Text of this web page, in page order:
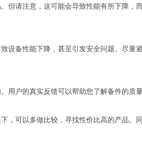
但请注意，这可能会导致性能有所下降，
设备性能下降，甚至引发安全问题。尽量
用户的真实反馈可以帮助您了解备件的质量
，可以多做比较，寻找性价比高的产品。